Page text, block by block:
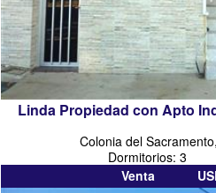
Linda Propiedad con Apto
Colonia del
Dormitorios:
Venta USD